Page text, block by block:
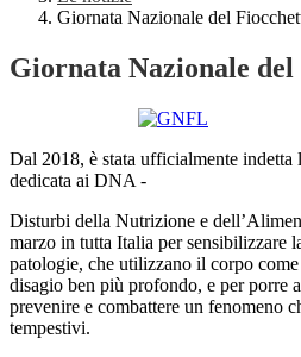
Giornata Nazionale del
Giornata Nazionale
Dal 2018, è stata ufficialmente indetta
dedicata ai DNA -
Disturbi della Nutrizione e
marzo in tutta Italia per sensibilizzare
patologie, che utilizzano il corpo
disagio ben più profondo, e per porre
prevenire e combattere un fenomeno
tempestivi.